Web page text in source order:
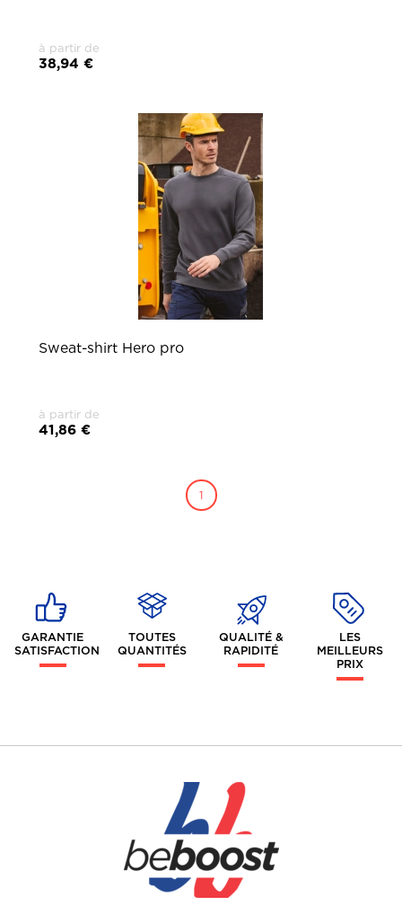
à partir de
38,94 €
Sweat-shirt Hero pro
à partir de
41,86 €
1
GARANTIE
SATISFACTION
TOUTES
QUANTITÉS
QUALITÉ &
RAPIDITÉ
LES
MEILLEURS
PRIX